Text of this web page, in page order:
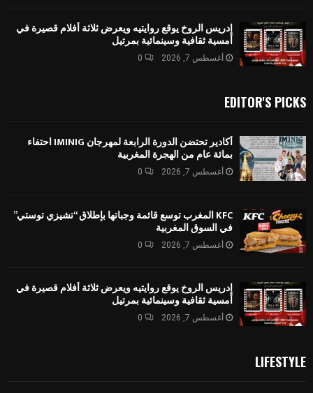
إدريس الروخ يوقع روايتيه ويعرض ثلاثة أفلام قصيرة في
أمسية ثقافية وسينمائية بمرتيل
أغسطس 7, 2026 0
EDITOR'S PICKS
أكادير تحتضن الدورة الرابعة لمهرجان IMINIG احتفاء
بمائة عام من الهجرة المغربية
أغسطس 7, 2026 0
KFC المغرب توسع قائمة وجباتها بإطلاق “تشيزي توستي”
في السوق المغربية
أغسطس 7, 2026 0
إدريس الروخ يوقع روايتيه ويعرض ثلاثة أفلام قصيرة في
أمسية ثقافية وسينمائية بمرتيل
أغسطس 7, 2026 0
LIFESTYLE